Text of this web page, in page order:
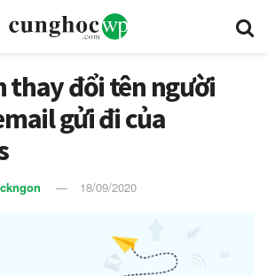
thay đổi tên người
gửi đi của
18/09/2020